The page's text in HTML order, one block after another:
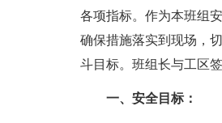
各项指标。作为本班组
确保措施落实到现场，
斗目标。班组长与工区
一、安全目标：